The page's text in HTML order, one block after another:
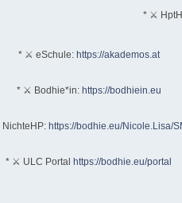
* ⚔
* ⚔ eSchule: https://akademos.at
* ⚔ Bodhie*in: https://bodhiein.eu
https://bodhie.eu/Nicole.Lisa/
* ⚔ ULC Portal https://bodhie.eu/portal